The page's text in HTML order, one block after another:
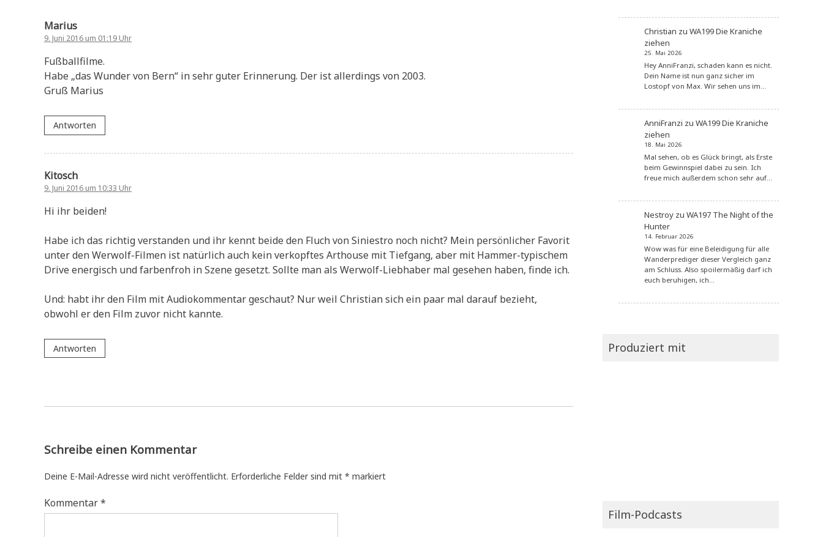
Marius
9. Juni 2016 um 01:19 Uhr
Fußballfilme.
Habe „das Wunder von Bern“ in sehr guter Erinnerung. Der ist allerdings von 2003.
Gruß Marius
Antworten
Kitosch
9. Juni 2016 um 10:33 Uhr
Hi ihr beiden!
Habe ich das richtig verstanden und ihr kennt beide den Fluch von Siniestro noch nicht? Mein persönlicher Favorit
unter den Werwolf-Filmen ist natürlich auch kein verkopftes Arthouse mit Tiefgang, aber mit Hammer-typischem
Drive energisch und farbenfroh in Szene gesetzt. Sollte man als Werwolf-Liebhaber mal gesehen haben, finde ich.
Und: habt ihr den Film mit Audiokommentar geschaut? Nur weil Christian sich ein paar mal darauf bezieht,
obwohl er den Film zuvor nicht kannte.
Antworten
Schreibe einen Kommentar
Deine E-Mail-Adresse wird nicht veröffentlicht. Erforderliche Felder sind mit * markiert
Kommentar*
Christian zuWA199 Die Kraniche
ziehen
25. Mai 2026
Hey AnniFranzi, schaden kann es nicht.
Dein Name ist nun ganz sicher im
Lostopf von Max. Wir sehen uns im…
AnniFranzi zuWA199 Die Kraniche
ziehen
18. Mai 2026
Mal sehen, ob es Glück bringt, als Erste
beim Gewinnspiel dabei zu sein. Ich
freue mich außerdem schon sehr auf…
Nestroy zuWA197 The Night of the
Hunter
14. Februar 2026
Wow was für eine Beleidigung für alle
Wanderprediger dieser Vergleich ganz
am Schluss. Also spoilermäßig darf ich
euch beruhigen, ich…
Produziert mit
Film-Podcasts